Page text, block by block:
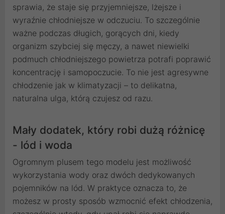
sprawia, że staje się przyjemniejsze, lżejsze i
wyraźnie chłodniejsze w odczuciu. To szczególnie
ważne podczas długich, gorących dni, kiedy
organizm szybciej się męczy, a nawet niewielki
podmuch chłodniejszego powietrza potrafi poprawić
koncentrację i samopoczucie. To nie jest agresywne
chłodzenie jak w klimatyzacji – to delikatna,
naturalna ulga, którą czujesz od razu.
Mały dodatek, który robi dużą różnicę
- lód i woda
Ogromnym plusem tego modelu jest możliwość
wykorzystania wody oraz dwóch dedykowanych
pojemników na lód. W praktyce oznacza to, że
możesz w prosty sposób wzmocnić efekt chłodzenia,